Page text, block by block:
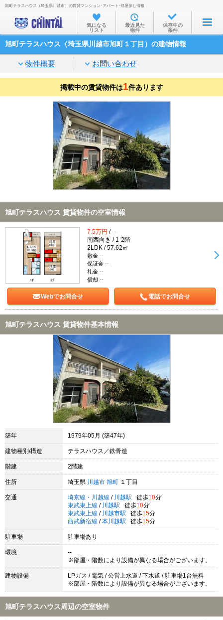
お部屋を探す
沿線・駅から
家賃相場から
通勤通学時間から
不動産会社から
TOP
旭町テラスハウス（埼玉県川越市）の賃貸マンション･アパート･部屋探し情報
気になる
リスト
最近見た
物件
保存中の
条件
旭町テラスハウス（埼玉県川越市旭町１丁目）の建物情報
物件概要 お問い合わせ
掲載中の賃貸物件は1件あります
旭町テラスハウス 賃貸物件の空室情報
7.5万円 / --
南西向き / 1-2階
2LDK / 57.62㎡
敷金 --
保証金 --
礼金 --
償却 --
Webでお問合せ 電話でお問合せ
旭町テラスハウス 賃貸物件基本情報
築年 1979年05月 (築47年)
建物種別/構造 テラスハウス／鉄骨造
階建 2階建
住所 埼玉県 川越市 旭町 １丁目
交通 埼京線・川越線 / 川越駅 徒歩10分
東武東上線 / 川越駅 徒歩10分
東武東上線 / 川越市駅 徒歩15分
西武新宿線 / 本川越駅 徒歩15分
駐車場 駐車場あり
環境
--
※部屋・階数により設備が異なる場合がございます。
建物設備
LPガス / 電気 / 公営上水道 / 下水道 / 駐車場1台無料
※部屋・階数により設備が異なる場合がございます。
旭町テラスハウス周辺の空室物件